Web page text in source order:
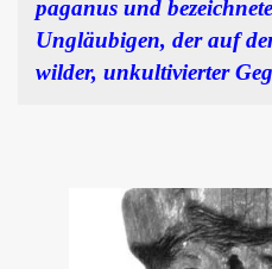
paganus und
Ungläubigen, der auf
wilder, unkultivierter